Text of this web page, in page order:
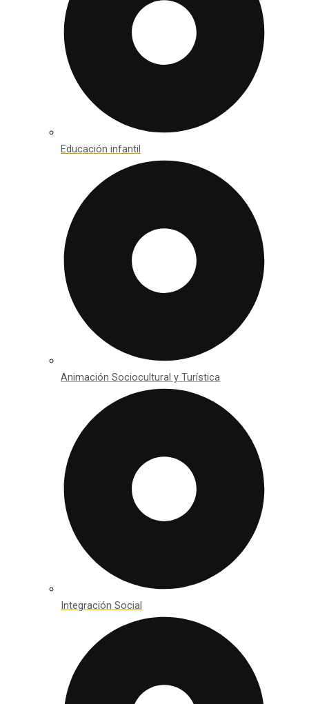
Educación infantil
Animación Sociocultural y Turística
Integración Social